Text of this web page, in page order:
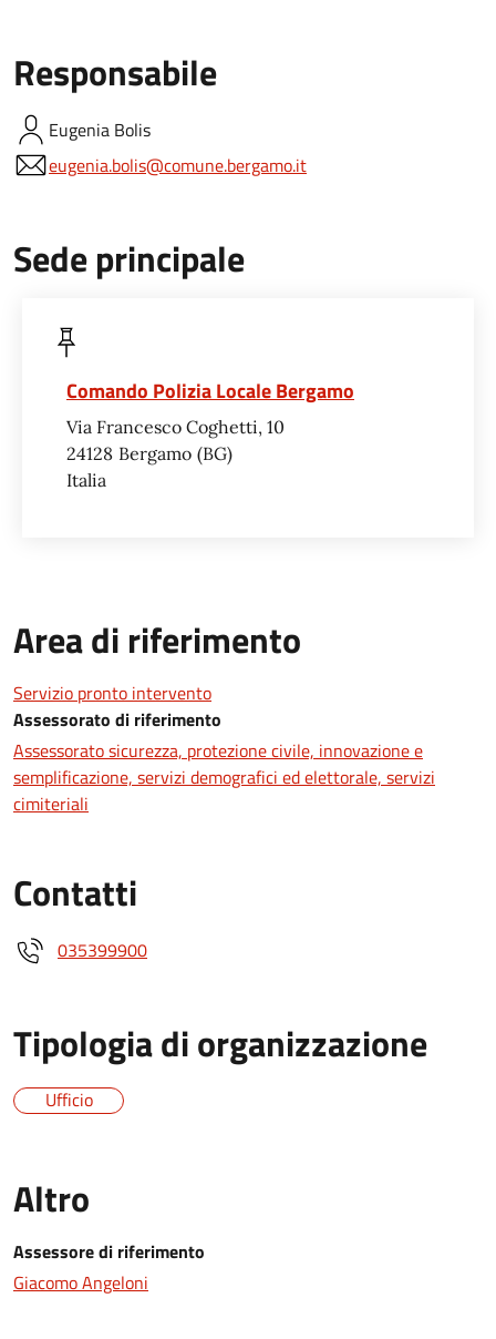
Responsabile
Eugenia Bolis
eugenia.bolis@comune.bergamo.it
Sede principale
Comando Polizia Locale Bergamo
Via Francesco Coghetti, 10
24128 Bergamo BG
Italia
Area di riferimento
Servizio pronto intervento
Assessorato di riferimento
Assessorato sicurezza, protezione civile, innovazione e
semplificazione, servizi demografici ed elettorale, servizi
cimiteriali
Contatti
035399900
Tipologia di organizzazione
Ufficio
Altro
Assessore di riferimento
Giacomo Angeloni